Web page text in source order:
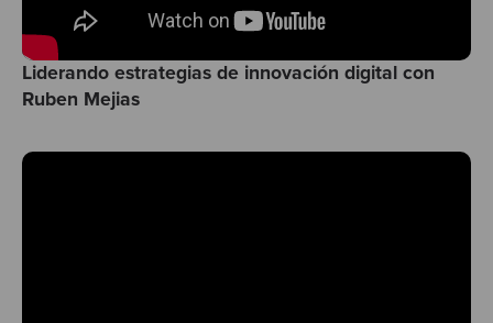
Liderando estrategias de innovación digital con
Ruben Mejias